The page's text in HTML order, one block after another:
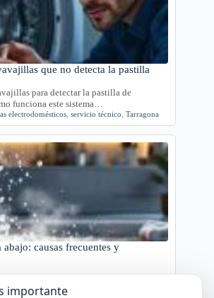
que no detecta la pastilla
para detectar la pastilla de
funciona este sistema…
electrodomésticos servicio técnico Tarragona
causas frecuentes y
pierde agua por la parte inferior con
importante